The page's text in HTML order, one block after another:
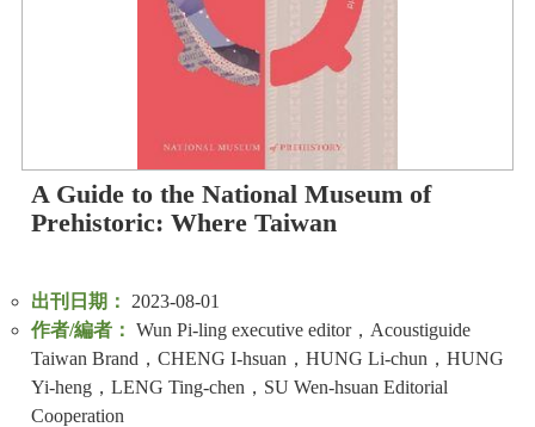
A Guide to the National Museum of
Prehistoric: Where Taiwan
出刊日期：
2023-08-01
作者/編者： Wun Pi-ling executive editor，Acoustiguide
Taiwan Brand，CHENG I-hsuan，HUNG Li-chun，HUNG
Yi-heng，LENG Ting-chen，SU Wen-hsuan Editorial
Cooperation